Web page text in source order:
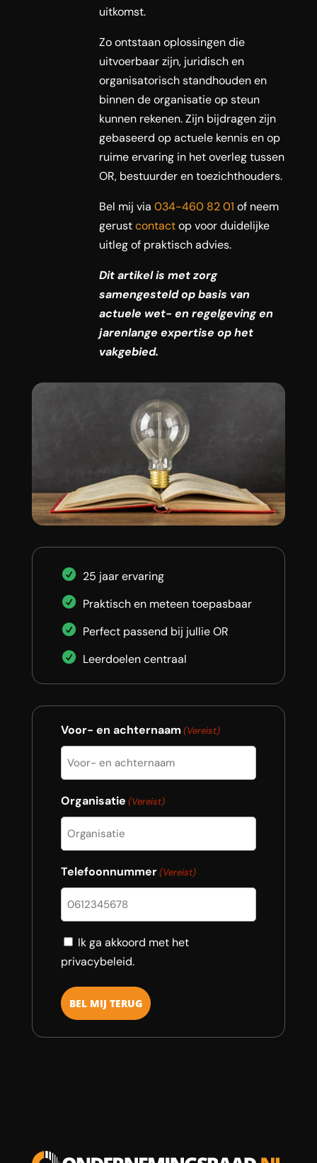
uitkomst.
Zo ontstaan oplossingen die
uitvoerbaar zijn, juridisch en
organisatorisch standhouden en
binnen de organisatie op steun
kunnen rekenen. Zijn bijdragen zijn
gebaseerd op actuele kennis en op
ruime ervaring in het overleg tussen
OR, bestuurder en toezichthouders.
Bel mij via 034-460 82 01 of neem
gerustcontactop voor duidelijke
uitleg of praktisch advies.
Dit artikel is met zorg
samengesteld op basis van
actuele wet- en regelgeving en
jarenlange expertise op het
vakgebied.
25 jaar ervaring
Praktisch en meteen toepasbaar
Perfect passend bij jullie OR
Leerdoelen centraal
Voor- en achternaam (Vereist)
Organisatie (Vereist)
Telefoonnummer(Vereist)
Consent
Ik ga akkoord met het
privacybeleid.